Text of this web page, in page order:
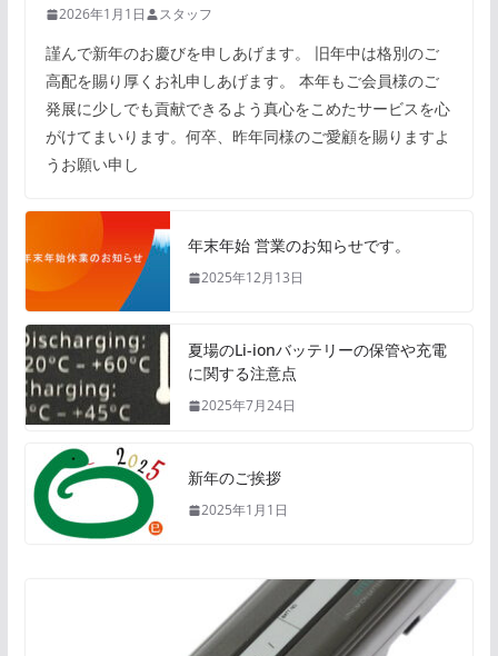
2026年1月1日 スタッフ
謹んで新年のお慶びを申しあげます。 旧年中は格別のご
高配を賜り厚くお礼申しあげます。 本年もご会員様のご
発展に少しでも貢献できるよう真心をこめたサービスを心
がけてまいります。何卒、昨年同様のご愛顧を賜りますよ
うお願い申し
年末年始 営業のお知らせです。
2025年12月13日
夏場のLi-ionバッテリーの保管や充電
に関する注意点
2025年7月24日
新年のご挨拶
2025年1月1日